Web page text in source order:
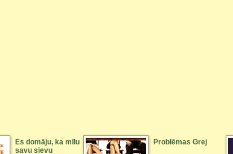
Es domāju, ka mīlu
savu sievu
Problēmas Grej